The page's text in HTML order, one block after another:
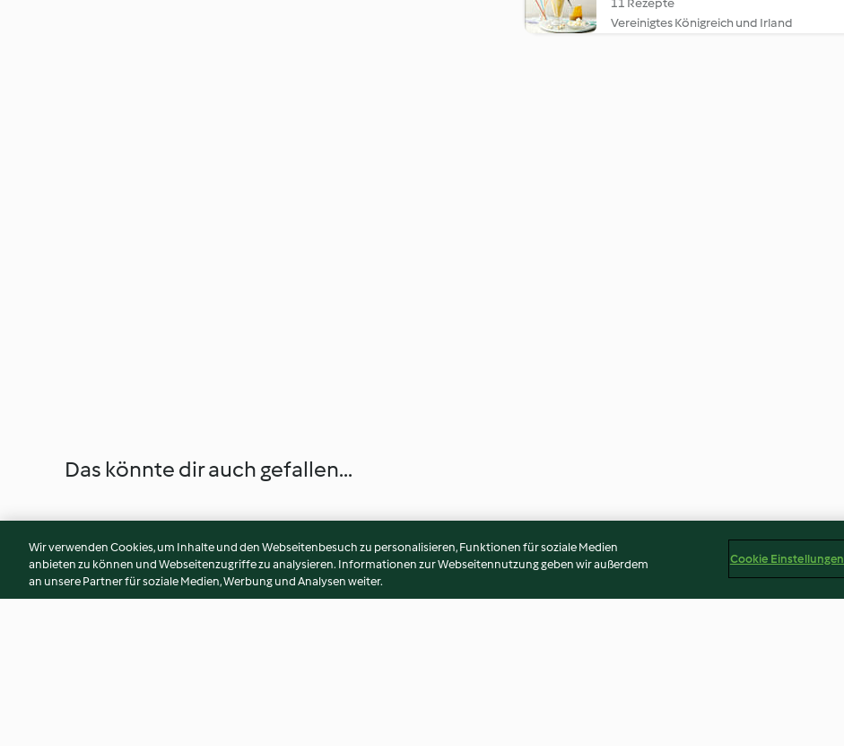
11 Rezepte
Vereinigtes Königreich und Irland
Das könnte dir auch gefallen...
Wir verwenden Cookies, um Inhalte und den Webseitenbesuch zu personalisieren, Funktionen für soziale Medien
anbieten zu können und Webseitenzugriffe zu analysieren. Informationen zur Webseitennutzung geben wir außerdem
an unsere Partner für soziale Medien, Werbung und Analysen weiter.
Cookie Einstellungen